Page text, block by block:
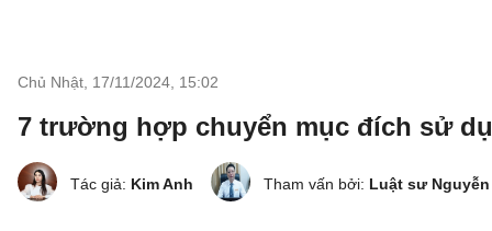
Chủ Nhật, 17/11/2024 15:02
7 trường hợp chuyển mục đích sử
Tác giả: Kim Anh Tham vấn bởi: Luật sư